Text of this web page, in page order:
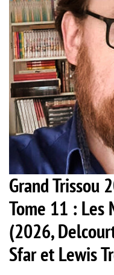
Grand Trissou
Tome 11 : Les
(2026,
Sfar et Lewis